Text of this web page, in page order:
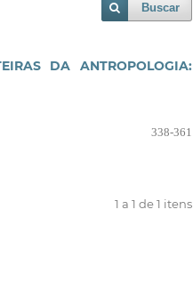
Buscar
DA ANTROPOLOGIA:
338-361
1 a 1 de 1 itens